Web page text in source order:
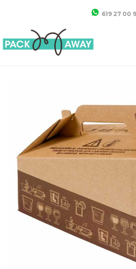
619 27 00